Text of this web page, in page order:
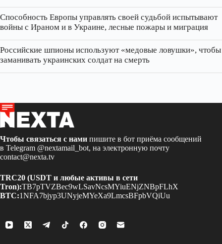
Способность Европы управлять своей судьбой испытывают
войны с Ираном и в Украине, лесные пожары и миграция
Российские шпионы используют «медовые ловушки», чтобы
заманивать украинских солдат на смерть
Чтобы связаться с нами пишите в бот приёма сообщений
в Telegram @nextamail_bot, на электронную почту
contact@nexta.tv
TRC20 (USDT и любые активы в сети
Tron):TB7pTVZBec9wLSavNcsMYiuENjZNBpFLhX
BTC:1NFA7bjyp3UNyjeMYeXa9LmcsBFpbVQiUu